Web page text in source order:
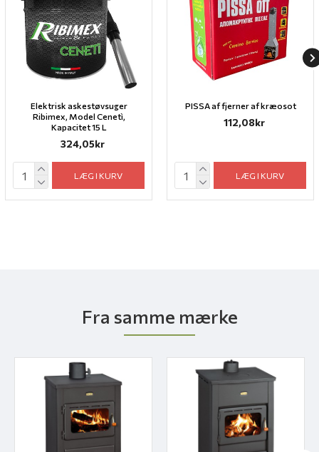
Elektrisk askestøvsuger
Ribimex, Model Cenetì,
Kapacitet 15 L
324,05kr
LÆG I KURV
PISSA af fjerner af kræosot
112,08kr
LÆG I KURV
Fra samme mærke